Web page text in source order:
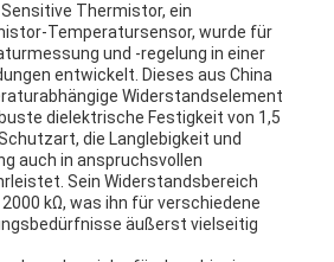
Thermistor, ein
Temperatursensor, wurde für
und -regelung in einer
entwickelt. Dieses aus China
Widerstandselement
dielektrische Festigkeit von 1,5
die Langlebigkeit und
auch in anspruchsvollen
Sein Widerstandsbereich
kΩ, was ihn für verschiedene
äußerst vielseitig